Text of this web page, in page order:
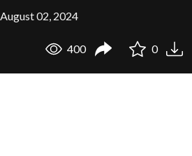
August 02, 2024
400 0